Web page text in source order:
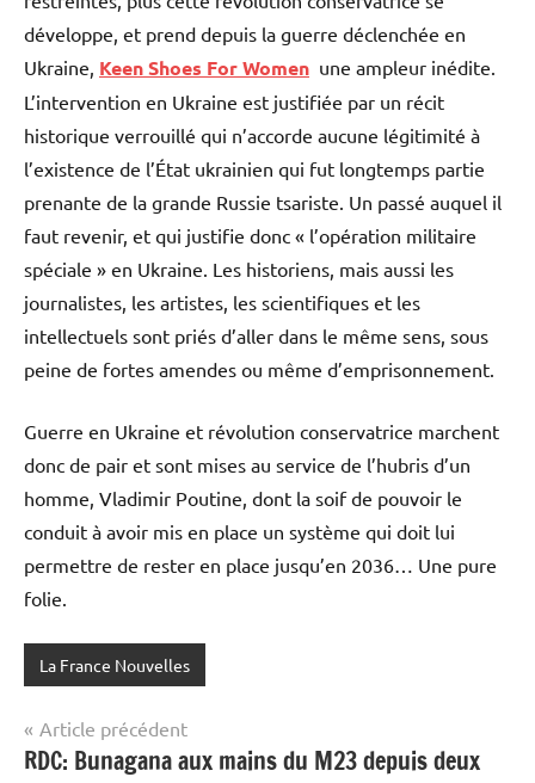
développe, et prend depuis la guerre déclenchée en
Ukraine, Keen Shoes For Women une ampleur inédite.
L’intervention en Ukraine est justifiée par un récit
historique verrouillé qui n’accorde aucune légitimité à
l’existence de l’État ukrainien qui fut longtemps partie
prenante de la grande Russie tsariste. Un passé auquel il
faut revenir, et qui justifie donc « l’opération militaire
spéciale » en Ukraine. Les historiens, mais aussi les
journalistes, les artistes, les scientifiques et les
intellectuels sont priés d’aller dans le même sens, sous
peine de fortes amendes ou même d’emprisonnement.
Guerre en Ukraine et révolution conservatrice marchent
donc de pair et sont mises au service de l’hubris d’un
homme, Vladimir Poutine, dont la soif de pouvoir le
conduit à avoir mis en place un système qui doit lui
permettre de rester en place jusqu’en 2036… Une pure
folie.
La France Nouvelles
Navigation
de
Article précédent
RDC: Bunagana aux mains du M23 depuis deux